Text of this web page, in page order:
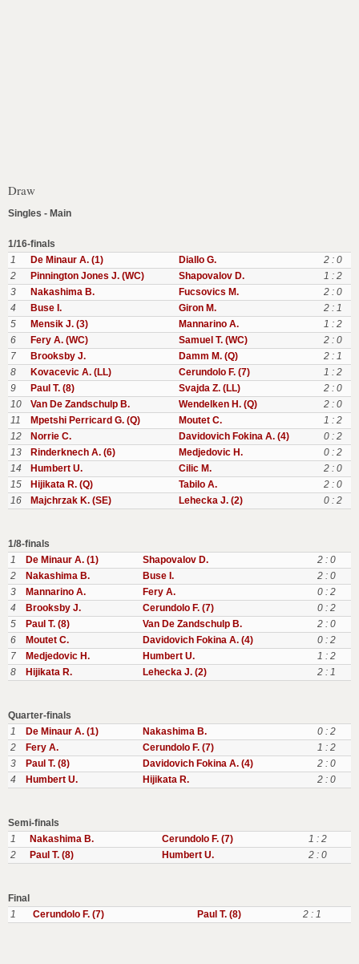
Draw
Singles - Main
1/16-finals
1
De Minaur A. (1) Diallo G.
2 : 0
2
Pinnington Jones J. (WC) Shapovalov D.
1 : 2
3
Nakashima B. Fucsovics M.
2 : 0
4
Buse I. Giron M.
2 : 1
5
Mensik J. (3) Mannarino A.
1 : 2
6
Fery A. (WC) Samuel T. (WC)
2 : 0
7
Brooksby J. Damm M. (Q)
2 : 1
8
Kovacevic A. (LL) Cerundolo F. (7)
1 : 2
9
Paul T. (8) Svajda Z. (LL)
2 : 0
10
Van De Zandschulp B. Wendelken H. (Q)
2 : 0
11
Mpetshi Perricard G. (Q) Moutet C.
1 : 2
12
Norrie C. Davidovich Fokina A. (4)
0 : 2
13
Rinderknech A. (6) Medjedovic H.
0 : 2
14
Humbert U. Cilic M.
2 : 0
15
Hijikata R. (Q) Tabilo A.
2 : 0
16
Majchrzak K. (SE) Lehecka J. (2) 0 : 2
1/8-finals
1
De Minaur A. (1) Shapovalov D.
2 : 0
2
Nakashima B. Buse I.
2 : 0
3
Mannarino A. Fery A.
0 : 2
4
Brooksby J. Cerundolo F. (7)
0 : 2
5
Paul T. (8) Van De Zandschulp B.
2 : 0
6
Moutet C. Davidovich Fokina A. (4)
0 : 2
7
Medjedovic H. Humbert U.
1 : 2
8
Hijikata R. Lehecka J. (2) 2 : 1
Quarter-finals
1
De Minaur A. (1) Nakashima B.
0 : 2
2
Fery A. Cerundolo F. (7)
1 : 2
3
Paul T. (8) Davidovich Fokina A. (4)
2 : 0
4
Humbert U. Hijikata R. 2 : 0
Semi-finals
1
Nakashima B. Cerundolo F. (7)
1 : 2
2
Paul T. (8) Humbert U. 2 : 0
Final
1
Cerundolo F. (7) Paul T. (8) 2 : 1